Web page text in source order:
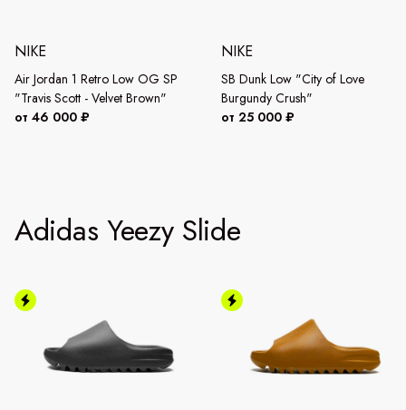
NIKE
Air Jordan 1 Retro Low OG SP
"Travis Scott - Velvet Brown"
от 46 000 ₽
NIKE
SB Dunk Low "City of Love
Burgundy Crush"
от 25 000 ₽
Adidas Yeezy Slide